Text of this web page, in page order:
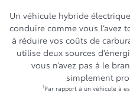
Un véhicule hybride
conduire comme vous
à réduire vos coûts de
utilise deux sources
vous n’avez pas à le
simplement
1Par rapport à un véhicule à